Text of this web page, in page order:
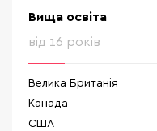
Вища освіта
від 16 років
Велика Британія
Канада
США